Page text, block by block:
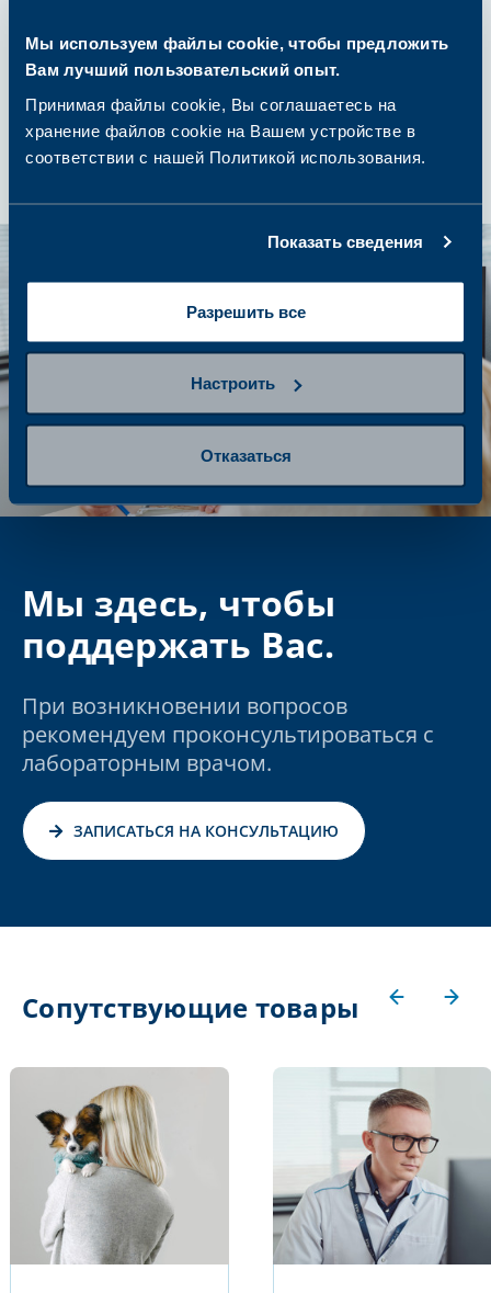
Мы используем файлы cookie, чтобы предложить
Вам лучший пользовательский опыт.
Принимая файлы cookie, Вы соглашаетесь на
хранение файлов cookie на Вашем устройстве в
соответствии с нашей Политикой использования.
Показать сведения
Разрешить все
Настроить
Отказаться
шаг 4
Получение результатов и
дальнейшие действия
Мы здесь, чтобы
поддержать Вас.
При возникновении вопросов
рекомендуем проконсультироваться с
лабораторным врачом.
ЗАПИСАТЬСЯ НА КОНСУЛЬТАЦИЮ
Сопутствующие товары